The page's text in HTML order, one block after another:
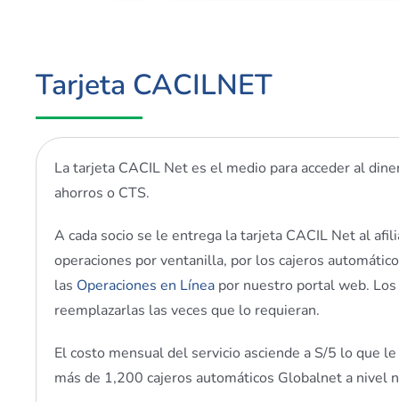
Tarjeta CACILNET
La tarjeta CACIL Net es el medio para acceder al
ahorros o CTS.
A cada socio se le entrega la tarjeta CACIL Net al
operaciones por ventanilla, por los cajeros
las Operaciones en Líneapor nuestro portal web.
reemplazarlas las veces que lo requieran.
El costo mensual del servicio asciende a S/5 lo que
más de 1,200 cajeros automáticos Globalnet a nivel